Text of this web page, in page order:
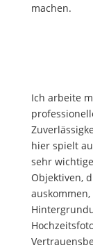
machen.
Ich arbeite
hier spielt
sehr
Objektiven,